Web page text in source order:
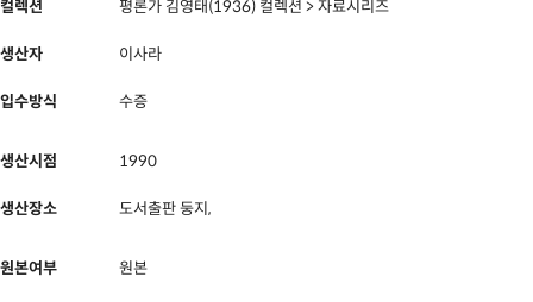
컬렉션 평론가 김영태(1936) 컬렉션 > 자료시리즈
생산자 이사라
입수방식 수증
생산시점 1990
생산장소 도서출판 둥지,
원본여부 원본